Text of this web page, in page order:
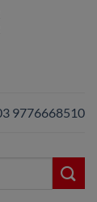
9776668510